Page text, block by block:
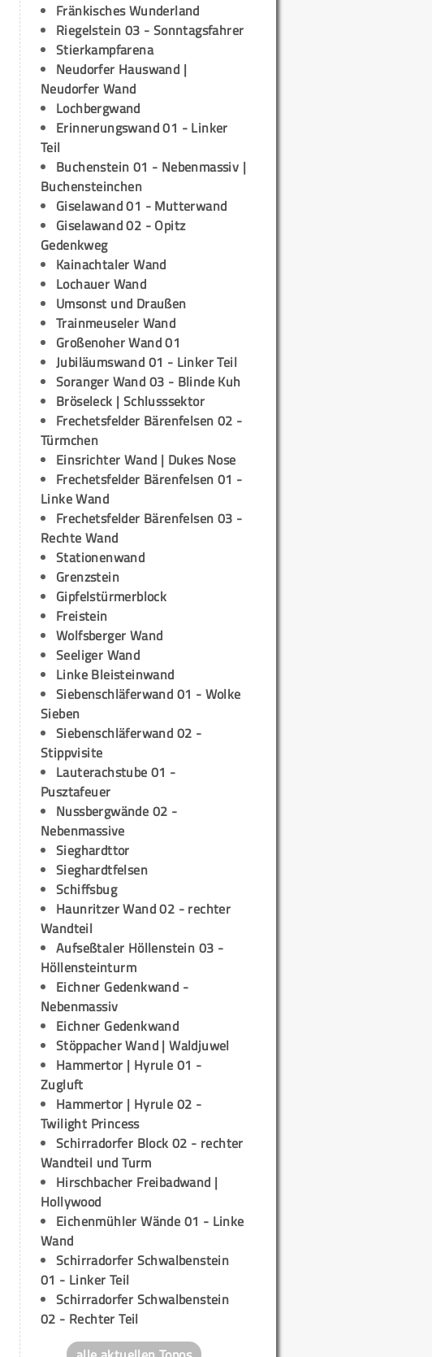
Fränkisches Wunderland
Riegelstein 03 - Sonntagsfahrer
Stierkampfarena
Neudorfer Hauswand |
Neudorfer Wand
Lochbergwand
Erinnerungswand 01 - Linker
Teil
Buchenstein 01 - Nebenmassiv |
Buchensteinchen
Giselawand 01 - Mutterwand
Giselawand 02 - Opitz
Gedenkweg
Kainachtaler Wand
Lochauer Wand
Umsonst und Draußen
Trainmeuseler Wand
Großenoher Wand 01
Jubiläumswand 01 - Linker Teil
Soranger Wand 03 - Blinde Kuh
Bröseleck | Schlusssektor
Frechetsfelder Bärenfelsen 02 -
Türmchen
Einsrichter Wand | Dukes Nose
Frechetsfelder Bärenfelsen 01 -
Linke Wand
Frechetsfelder Bärenfelsen 03 -
Rechte Wand
Stationenwand
Grenzstein
Gipfelstürmerblock
Freistein
Wolfsberger Wand
Seeliger Wand
Linke Bleisteinwand
Siebenschläferwand 01 - Wolke
Sieben
Siebenschläferwand 02 -
Stippvisite
Lauterachstube 01 -
Pusztafeuer
Nussbergwände 02 -
Nebenmassive
Sieghardttor
Sieghardtfelsen
Schiffsbug
Haunritzer Wand 02 - rechter
Wandteil
Aufseßtaler Höllenstein 03 -
Höllensteinturm
Eichner Gedenkwand -
Nebenmassiv
Eichner Gedenkwand
Stöppacher Wand | Waldjuwel
Hammertor | Hyrule 01 -
Zugluft
Hammertor | Hyrule 02 -
Twilight Princess
Schirradorfer Block 02 - rechter
Wandteil und Turm
Hirschbacher Freibadwand |
Hollywood
Eichenmühler Wände 01 - Linke
Wand
Schirradorfer Schwalbenstein
01 - Linker Teil
Schirradorfer Schwalbenstein
02 - Rechter Teil